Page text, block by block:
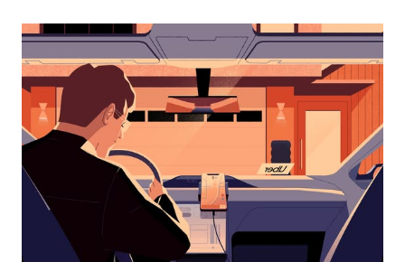
календарю
выбрать
дату.
Чтобы
закрыть
календарь,
нажмите
Esc.